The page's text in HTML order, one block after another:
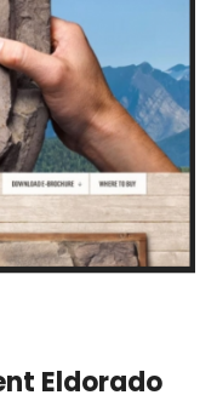
Eldorado